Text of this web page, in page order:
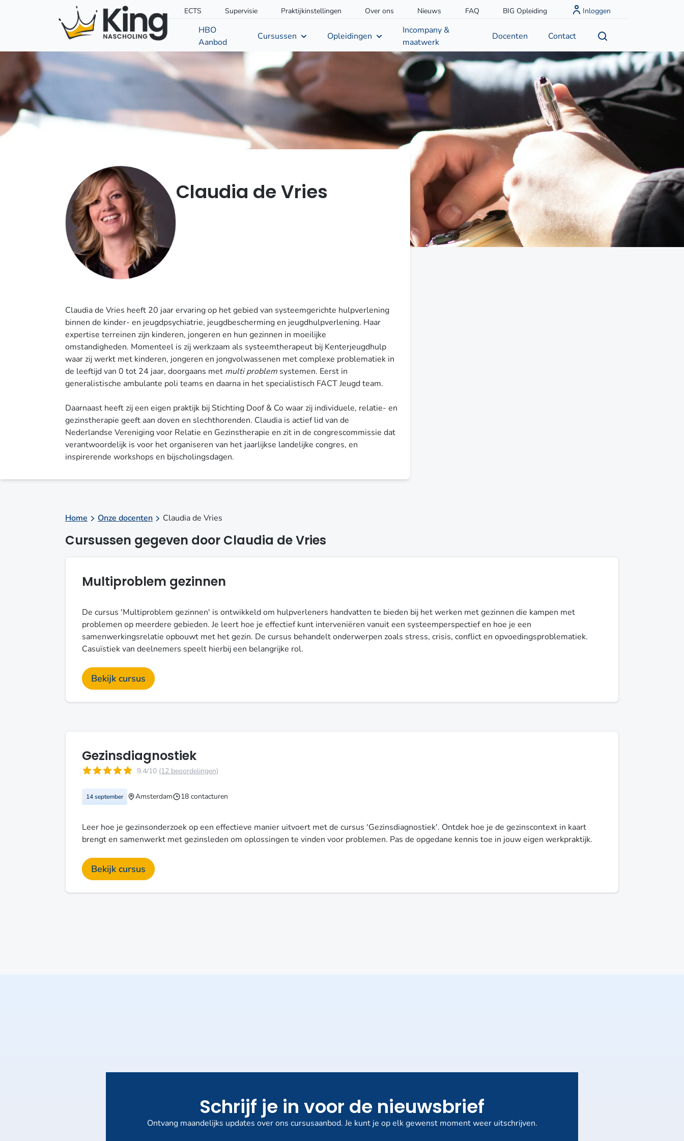
ECTS Supervisie Praktijkinstellingen Over ons Nieuws FAQ BIG Opleiding Inloggen
HBO
Aanbod
Cursussen Opleidingen
Incompany &
maatwerk
Docenten Contact
Claudia de Vries
Claudia de Vries heeft 20 jaar ervaring op het gebied van systeemgerichte hulpverlening
binnen de kinder- en jeugdpsychiatrie, jeugdbescherming en jeugdhulpverlening. Haar
expertise terreinen zijn kinderen, jongeren en hun gezinnen in moeilijke
omstandigheden. Momenteel is zij werkzaam als systeemtherapeut bij Kenterjeugdhulp
waar zij werkt met kinderen, jongeren en jongvolwassenen met complexe problematiek in
de leeftijd van 0 tot 24 jaar, doorgaans met multi problem systemen. Eerst in
generalistische ambulante poli teams en daarna in het specialistisch FACT Jeugd team.
Daarnaast heeft zij een eigen praktijk bij Stichting Doof & Co waar zij individuele, relatie- en
gezinstherapie geeft aan doven en slechthorenden. Claudia is actief lid van de
Nederlandse Vereniging voor Relatie en Gezinstherapie en zit in de congrescommissie dat
verantwoordelijk is voor het organiseren van het jaarlijkse landelijke congres, en
inspirerende workshops en bijscholingsdagen.
Home Onze docenten Claudia de Vries
Cursussen gegeven door Claudia de Vries
Multiproblem gezinnen
De cursus 'Multiproblem gezinnen' is ontwikkeld om hulpverleners handvatten te bieden bij het werken met gezinnen die kampen met
problemen op meerdere gebieden. Je leert hoe je effectief kunt interveniëren vanuit een systeemperspectief en hoe je een
samenwerkingsrelatie opbouwt met het gezin. De cursus behandelt onderwerpen zoals stress, crisis, conflict en opvoedingsproblematiek.
Casuïstiek van deelnemers speelt hierbij een belangrijke rol.
Bekijk cursus
Gezinsdiagnostiek
9.4/10 (12 beoordelingen)
14 september Amsterdam 18 contacturen
Leer hoe je gezinsonderzoek op een effectieve manier uitvoert met de cursus 'Gezinsdiagnostiek'. Ontdek hoe je de gezinscontext in kaart
brengt en samenwerkt met gezinsleden om oplossingen te vinden voor problemen. Pas de opgedane kennis toe in jouw eigen werkpraktijk.
Bekijk cursus
Schrijf je in voor de nieuwsbrief
Ontvang maandelijks updates over ons cursusaanbod. Je kunt je op elk gewenst moment weer uitschrijven.